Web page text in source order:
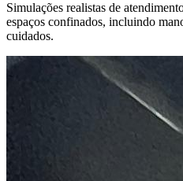
Simulações realistas de
espaços confinados, incluindo
cuidados.